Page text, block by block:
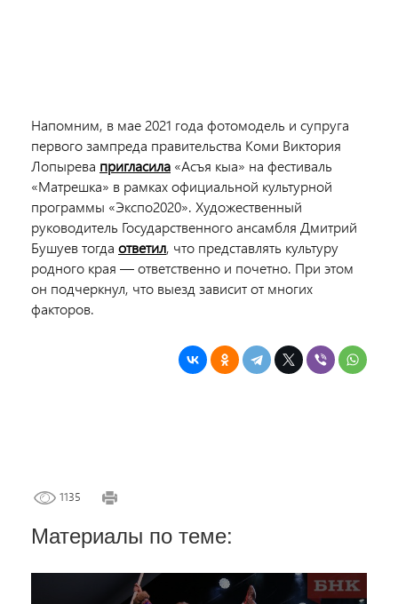
Напомним, в мае 2021 года фотомодель и супруга
первого зампреда правительства Коми Виктория
Лопырева пригласила «Асъя кыа» на фестиваль
«Матрешка» в рамках официальной культурной
программы «Экспо2020». Художественный
руководитель Государственного ансамбля Дмитрий
Бушуев тогда ответил, что представлять культуру
родного края ― ответственно и почетно. При этом
он подчеркнул, что выезд зависит от многих
факторов.
1135
Материалы по теме: